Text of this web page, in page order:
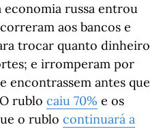
economia russa entrou
aos bancos e
trocar quanto dinheiro
e irromperam por
encontrassem antes que
rublo caiu 70% e os
o rublo continuará a